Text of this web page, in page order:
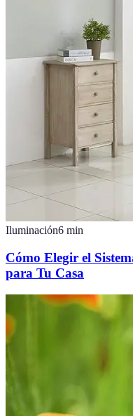
Iluminación6 min
Cómo Elegir el
para Tu Casa